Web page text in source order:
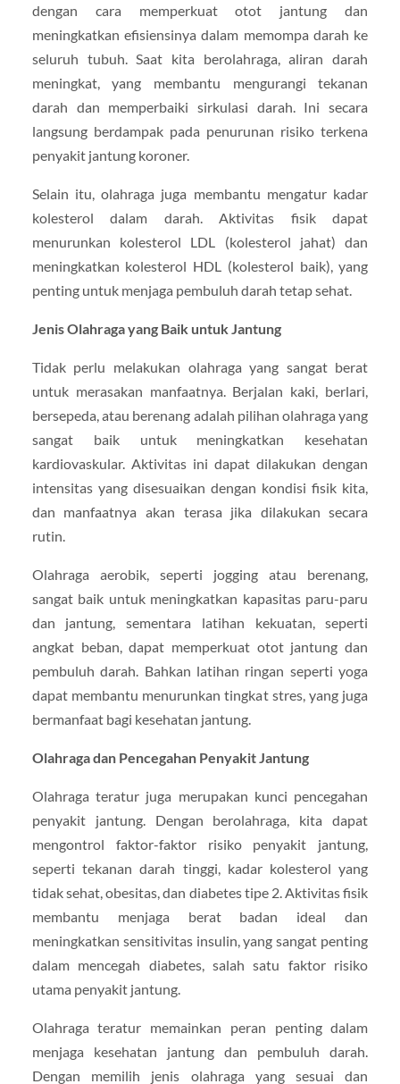
dengan cara memperkuat otot jantung dan
meningkatkan efisiensinya dalam memompa darah ke
seluruh tubuh. Saat kita berolahraga, aliran darah
meningkat, yang membantu mengurangi tekanan
darah dan memperbaiki sirkulasi darah. Ini secara
langsung berdampak pada penurunan risiko terkena
penyakit jantung koroner.
Selain itu, olahraga juga membantu mengatur kadar
kolesterol dalam darah. Aktivitas fisik dapat
menurunkan kolesterol LDL (kolesterol jahat) dan
meningkatkan kolesterol HDL (kolesterol baik), yang
penting untuk menjaga pembuluh darah tetap sehat.
Jenis Olahraga yang Baik untuk Jantung
Tidak perlu melakukan olahraga yang sangat berat
untuk merasakan manfaatnya. Berjalan kaki, berlari,
bersepeda, atau berenang adalah pilihan olahraga yang
sangat baik untuk meningkatkan kesehatan
kardiovaskular. Aktivitas ini dapat dilakukan dengan
intensitas yang disesuaikan dengan kondisi fisik kita,
dan manfaatnya akan terasa jika dilakukan secara
rutin.
Olahraga aerobik, seperti jogging atau berenang,
sangat baik untuk meningkatkan kapasitas paru-paru
dan jantung, sementara latihan kekuatan, seperti
angkat beban, dapat memperkuat otot jantung dan
pembuluh darah. Bahkan latihan ringan seperti yoga
dapat membantu menurunkan tingkat stres, yang juga
bermanfaat bagi kesehatan jantung.
Olahraga dan Pencegahan Penyakit Jantung
Olahraga teratur juga merupakan kunci pencegahan
penyakit jantung. Dengan berolahraga, kita dapat
mengontrol faktor-faktor risiko penyakit jantung,
seperti tekanan darah tinggi, kadar kolesterol yang
tidak sehat, obesitas, dan diabetes tipe 2. Aktivitas fisik
membantu menjaga berat badan ideal dan
meningkatkan sensitivitas insulin, yang sangat penting
dalam mencegah diabetes, salah satu faktor risiko
utama penyakit jantung.
Olahraga teratur memainkan peran penting dalam
menjaga kesehatan jantung dan pembuluh darah.
Dengan memilih jenis olahraga yang sesuai dan